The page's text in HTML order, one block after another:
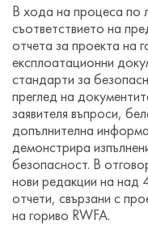
В хода на процеса по
съответствието на
отчета за проекта на
експлоатационни
стандарти за
преглед на
заявителя въпроси,
допълнителна
демонстрира
безопасност. В
нови редакции на над
отчети, свързани с
на гориво RWFA.